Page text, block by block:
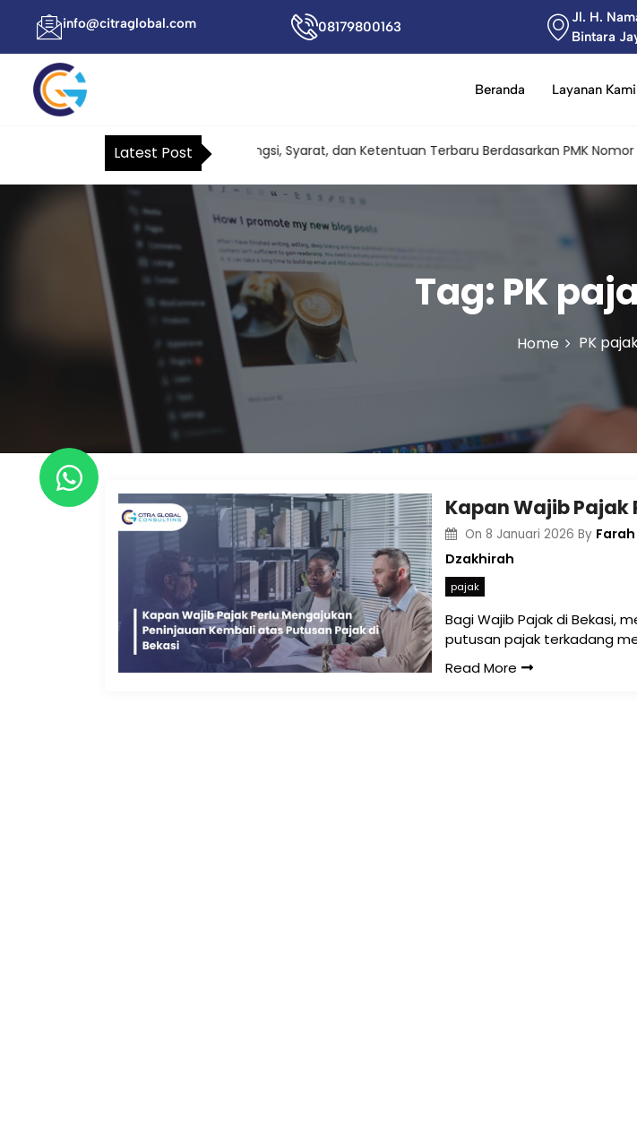
info@citraglobal.com 08179800163
Jl. H.
Bintara
Beranda Layanan Kami
Latest Post
Surat Kuasa Khusus Pajak: Fungsi, Syarat, dan Ketentuan Terbaru Berdasarkan PMK Nomor 44
Tag: PK
Home PK
On 8 Januari 2026 By
Dzakhirah
pajak
Bagi Wajib Pajak di Bekasi,
putusan pajak terkadang
Read More